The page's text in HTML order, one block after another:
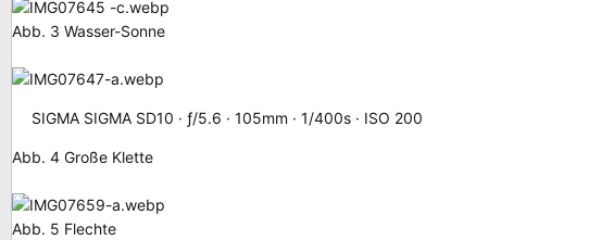
Abb. 3 Wasser-Sonne
SIGMA SIGMA SD10 ƒ/5.6 105mm 1/400s ISO 200
Abb. 4 Große Klette
Abb. 5 Flechte